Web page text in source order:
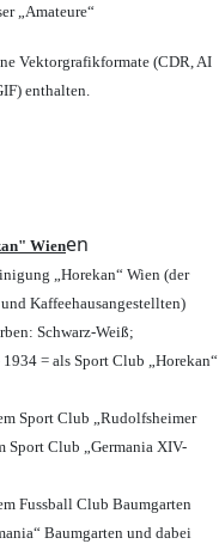
„Amateure“
Vektorgrafikformate (CDR, AI
enthalten.
Wienen
„Horekan“ Wien (der
Kaffeehausangestellten)
Schwarz-Weiß;
= als Sport Club „Horekan“
Sport Club „Rudolfsheimer
Sport Club „Germania XIV-
Fussball Club Baumgarten
Baumgarten und dabei